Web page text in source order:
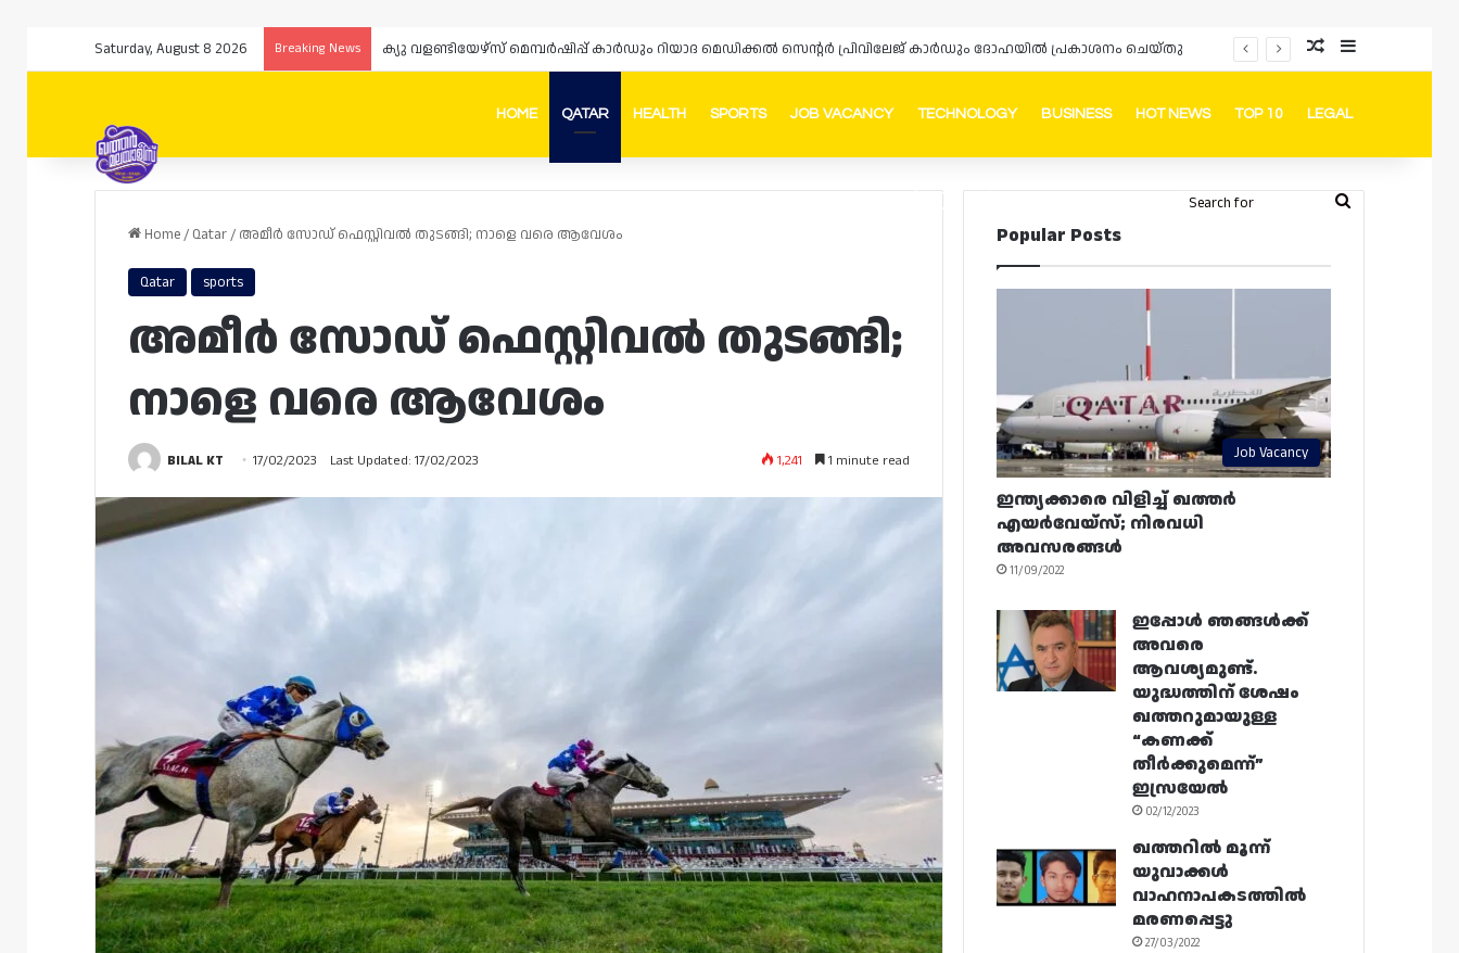
Saturday, August 8 2026 Breaking News Random Article
Sidebar
HOME QATAR HEALTH SPORTS JOB VACANCY TECHNOLOGY BUSINESS HOT NEWS TOP 10 LEGAL
FacebookInstagram
Telegram
Whatsapp Random Article
Switch skin
Search
Home/ Qatar/ അമീർ സോഡ് ഫെസ്റ്റിവൽ തുടങ്ങി; നാളെ വരെ ആവേശം
Qatar sports
അമീർ സോഡ് ഫെസ്റ്റിവൽ തുടങ്ങി;
നാളെ വരെ ആവേശം
BILAL KT 17/02/2023 Last Updated: 17/02/2023 1,241 1 minute read
Popular Posts
Job Vacancy
ഇന്ത്യക്കാരെ വിളിച്ച് ഖത്തർ
എയർവേയ്‌സ്; നിരവധി
അവസരങ്ങൾ
11/09/2022
ഇപ്പോൾ ഞങ്ങൾക്ക്
അവരെ
ആവശ്യമുണ്ട്.
യുദ്ധത്തിന് ശേഷം
ഖത്തറുമായുള്ള
“കണക്ക്
തീർക്കുമെന്ന്”
ഇസ്രയേൽ
02/12/2023
ഖത്തറിൽ മൂന്ന്
യുവാക്കൾ
വാഹനാപകടത്തിൽ
മരണപ്പെട്ടു
27/03/2022